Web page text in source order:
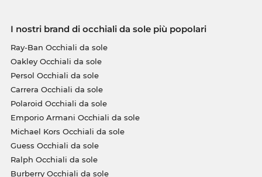
I nostri brand di occhiali da sole più popolari
Ray-Ban Occhiali da sole
Oakley Occhiali da sole
Persol Occhiali da sole
Carrera Occhiali da sole
Polaroid Occhiali da sole
Emporio Armani Occhiali da sole
Michael Kors Occhiali da sole
Guess Occhiali da sole
Ralph Occhiali da sole
Burberry Occhiali da sole